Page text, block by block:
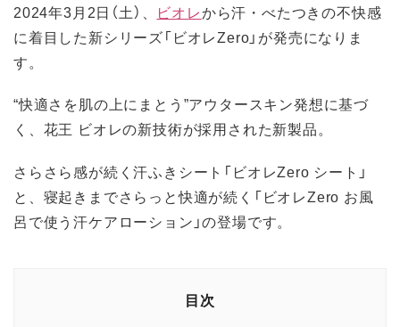
2024年3月2日（土）、 ビオレから汗・べたつきの不快感
に着目した新シリーズ「ビオレZero」が発売になりま
す。
“快適さを肌の上にまとう”アウタースキン発想に基づ
く、花王 ビオレの新技術が採用された新製品。
さらさら感が続く汗ふきシート「ビオレZero シート」
と、寝起きまでさらっと快適が続く「ビオレZero お風
呂で使う汗ケアローション」の登場です。
目次